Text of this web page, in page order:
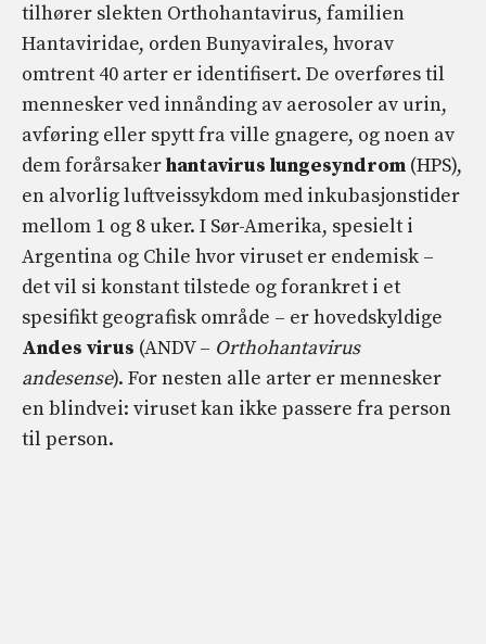
tilhører slekten Orthohantavirus, familien
Hantaviridae, orden Bunyavirales, hvorav
omtrent 40 arter er identifisert. De overføres til
mennesker ved innånding av aerosoler av urin,
avføring eller spytt fra ville gnagere, og noen av
dem forårsakerhantavirus lungesyndrom (HPS),
en alvorlig luftveissykdom med inkubasjonstider
mellom 1 og 8 uker. I Sør-Amerika, spesielt i
Argentina og Chile hvor viruset er endemisk –
det vil si konstant tilstede og forankret i et
spesifikt geografisk område – er hovedskyldige
Andes virus (ANDV – Orthohantavirus
andesense). For nesten alle arter er mennesker
en blindvei: viruset kan ikke passere fra person
til person.